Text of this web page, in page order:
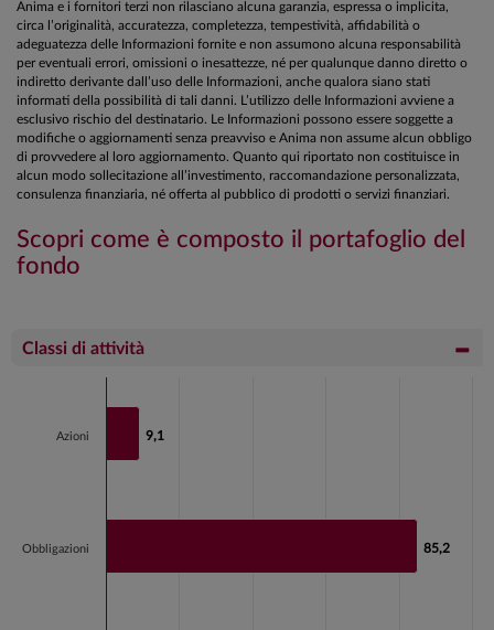
Anima e i fornitori terzi non rilasciano alcuna garanzia, espressa o implicita,
circa l’originalità, accuratezza, completezza, tempestività, affidabilità o
adeguatezza delle Informazioni fornite e non assumono alcuna responsabilità
per eventuali errori, omissioni o inesattezze, né per qualunque danno diretto o
indiretto derivante dall’uso delle Informazioni, anche qualora siano stati
informati della possibilità di tali danni. L’utilizzo delle Informazioni avviene a
esclusivo rischio del destinatario. Le Informazioni possono essere soggette a
modifiche o aggiornamenti senza preavviso e Anima non assume alcun obbligo
di provvedere al loro aggiornamento. Quanto qui riportato non costituisce in
alcun modo sollecitazione all’investimento, raccomandazione personalizzata,
consulenza finanziaria, né offerta al pubblico di prodotti o servizi finanziari.
Scopri come è composto il portafoglio del
fondo
Classi di attività
Bar chart with 3 bars.
View as data table, Chart
9,1
9,1
85,2
85,2
Azioni
Obbligazioni